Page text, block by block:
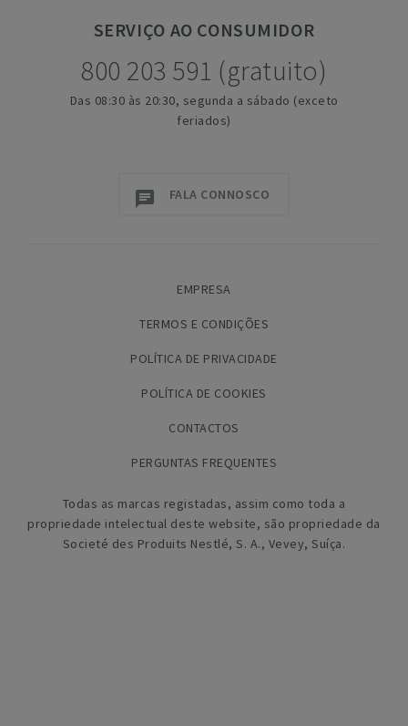
SERVIÇO AO CONSUMIDOR
800 203 591 (gratuito)
Das 08:30 às 20:30, segunda a sábado (exceto
feriados)
FALA CONNOSCO
EMPRESA
TERMOS E CONDIÇÕES
POLÍTICA DE PRIVACIDADE
POLÍTICA DE COOKIES
CONTACTOS
PERGUNTAS FREQUENTES
Todas as marcas registadas, assim como toda a
propriedade intelectual deste website, são propriedade da
Societé des Produits Nestlé, S. A., Vevey, Suíça.